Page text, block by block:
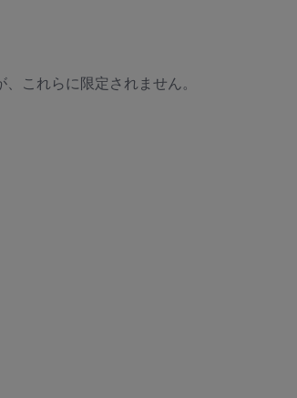
、これらに限定されません。